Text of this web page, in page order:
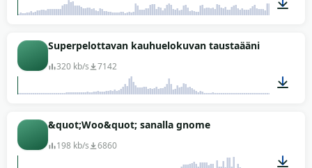
Superpelottavan kauhuelokuvan taustaääni
320 kb/s 7142
&quot;Woo&quot; sanalla gnome
198 kb/s 6860